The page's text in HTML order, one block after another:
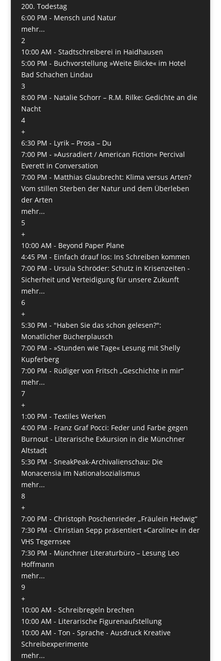
200. Todestag
6:00 PM - Mensch und Natur
mehr...
2
10:00 AM - Stadtschreiberei in Haidhausen
5:00 PM - Buchvorstellung »Weite Blicke« im Hotel
Bad Schachen Lindau
3
8:00 PM - Natalie Schorr – R.M. Rilke: Gedichte an die
Nacht
4
+
6:30 PM - Lyrik – Prosa – Du
7:00 PM - »Ausradiert / American Fiction« Percival
Everett in Conversation
7:00 PM - Matthias Glaubrecht: Klima versus Arten?
Vom stillen Sterben der Natur und dem Überleben
der Arten
mehr...
5
+
10:00 AM - Beyond Paper Plane
4:45 PM - Einfach drauf los: Ins Schreiben kommen
7:00 PM - Ursula Schröder: Schutz in Krisenzeiten -
Sicherheit und Verteidigung für unsere Zukunft
mehr...
6
+
5:30 PM - "Haben Sie das schon gelesen?":
Monatlicher Bücherplausch
7:00 PM - »Stunden wie Tage« Lesung mit Shelly
Kupferberg
7:00 PM - Rüdiger von Fritsch „Geschichte in mir“
mehr...
7
+
1:00 PM - Textiles Werken
4:00 PM - Franz Graf Pocci: Feder und Farbe gegen
Burnout - Literarische Exkursion in die Münchner
Altstadt
5:30 PM - SneakPeak-Archivalienschau: Die
Monacensia im Nationalsozialismus
mehr...
8
+
7:00 PM - Christoph Poschenrieder „Fräulein Hedwig“
7:30 PM - Christian Sepp präsentiert »Caroline« in der
VHS Tegernsee
7:30 PM - Münchner Literaturbüro – Lesung Leo
Hoffmann
mehr...
9
+
10:00 AM - Schreibregeln brechen
10:00 AM - Literarische Figurenaufstellung
10:00 AM - Ton - Sprache - Ausdruck Kreative
Schreibexperimente
mehr...